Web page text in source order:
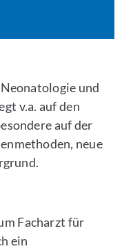
und
v.a. auf den
auf der
neue
Facharzt für
ein